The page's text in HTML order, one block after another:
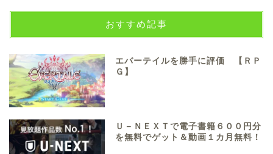
おすすめ記事
エバーテイルを勝手に評価 【ＲＰ
Ｇ】
Ｕ－ＮＥＸＴで電子書籍６００円分
を無料でゲット＆動画１カ月無料！